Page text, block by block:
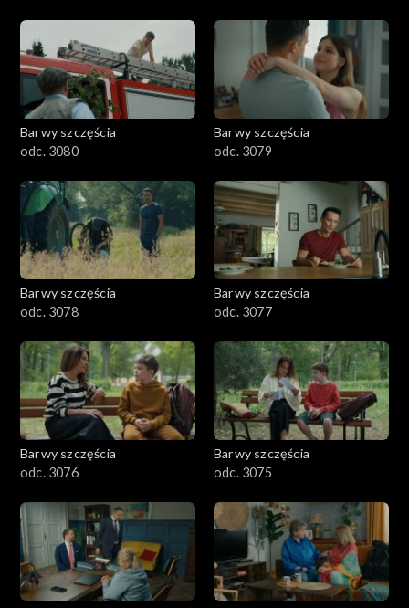
Barwy szczęścia
odc. 3080
Barwy szczęścia
odc. 3079
Barwy szczęścia
odc. 3078
Barwy szczęścia
odc. 3077
Barwy szczęścia
odc. 3076
Barwy szczęścia
odc. 3075